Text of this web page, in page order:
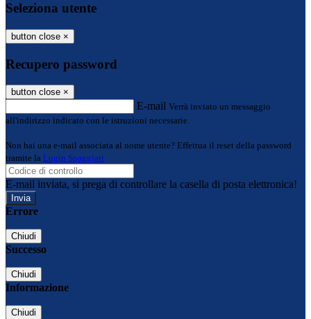
Seleziona utente
button close ×
Recupero password
button close ×
E-mail Verrà inviato un messaggio
all'indirizzo indicato con le istruzioni necessarie.
Non hai una e-mail associata al nome utente? Effettua il reset della password
tramite la Login Spaggiari
E-mail inviata, si prega di controllare la casella di posta elettronica!
Errore
Chiudi
Successo
Chiudi
Informazione
Chiudi